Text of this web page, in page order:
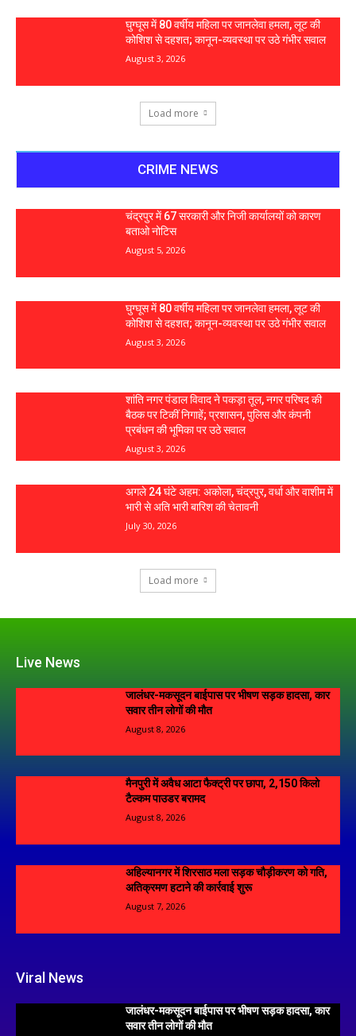
घुग्घूस में 80 वर्षीय महिला पर जानलेवा हमला, लूट की
कोशिश से दहशत; कानून-व्यवस्था पर उठे गंभीर सवाल
August 3, 2026
Load more
CRIME NEWS
चंद्रपुर में 67 सरकारी और निजी कार्यालयों को कारण
बताओ नोटिस
August 5, 2026
घुग्घूस में 80 वर्षीय महिला पर जानलेवा हमला, लूट की
कोशिश से दहशत; कानून-व्यवस्था पर उठे गंभीर सवाल
August 3, 2026
शांति नगर पंडाल विवाद ने पकड़ा तूल, नगर परिषद की
बैठक पर टिकीं निगाहें; प्रशासन, पुलिस और कंपनी
प्रबंधन की भूमिका पर उठे सवाल
August 3, 2026
अगले 24 घंटे अहम: अकोला, चंद्रपुर, वर्धा और वाशीम में
भारी से अति भारी बारिश की चेतावनी
July 30, 2026
Load more
Live News
जालंधर-मकसूदन बाईपास पर भीषण सड़क हादसा, कार
सवार तीन लोगों की मौत
August 8, 2026
मैनपुरी में अवैध आटा फैक्ट्री पर छापा, 2,150 किलो
टैल्कम पाउडर बरामद
August 8, 2026
अहिल्यानगर में शिरसाठ मला सड़क चौड़ीकरण को गति,
अतिक्रमण हटाने की कार्रवाई शुरू
August 7, 2026
Viral News
जालंधर-मकसूदन बाईपास पर भीषण सड़क हादसा, कार
सवार तीन लोगों की मौत